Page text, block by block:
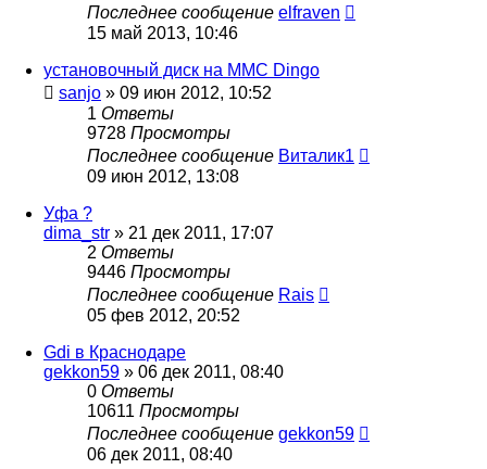
Последнее сообщение elfraven
15 май 2013, 10:46
установочный диск на MMC Dingo
sanjo » 09 июн 2012, 10:52
1 Ответы
9728 Просмотры
Последнее сообщение Виталик1
09 июн 2012, 13:08
Уфа ?
dima_str » 21 дек 2011, 17:07
2 Ответы
9446 Просмотры
Последнее сообщение Rais
05 фев 2012, 20:52
Gdi в Краснодаре
gekkon59 » 06 дек 2011, 08:40
0 Ответы
10611 Просмотры
Последнее сообщение gekkon59
06 дек 2011, 08:40